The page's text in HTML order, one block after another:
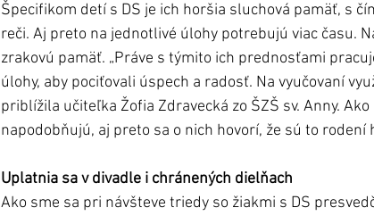
Špecifikom detí s DS je ich horšia sluchová pamäť, s
reči. Aj preto na jednotlivé úlohy potrebujú viac času.
zrakovú pamäť. „Práve s týmito ich prednosťami
úlohy, aby pociťovali úspech a radosť. Na vyučovaní
priblížila učiteľka Žofia Zdravecká zo ŠZŠ sv. Anny.
napodobňujú, aj preto sa o nich hovorí, že sú to rodení
Uplatnia sa v divadle i chránených dielňach
Ako sme sa pri návšteve triedy so žiakmi s DS